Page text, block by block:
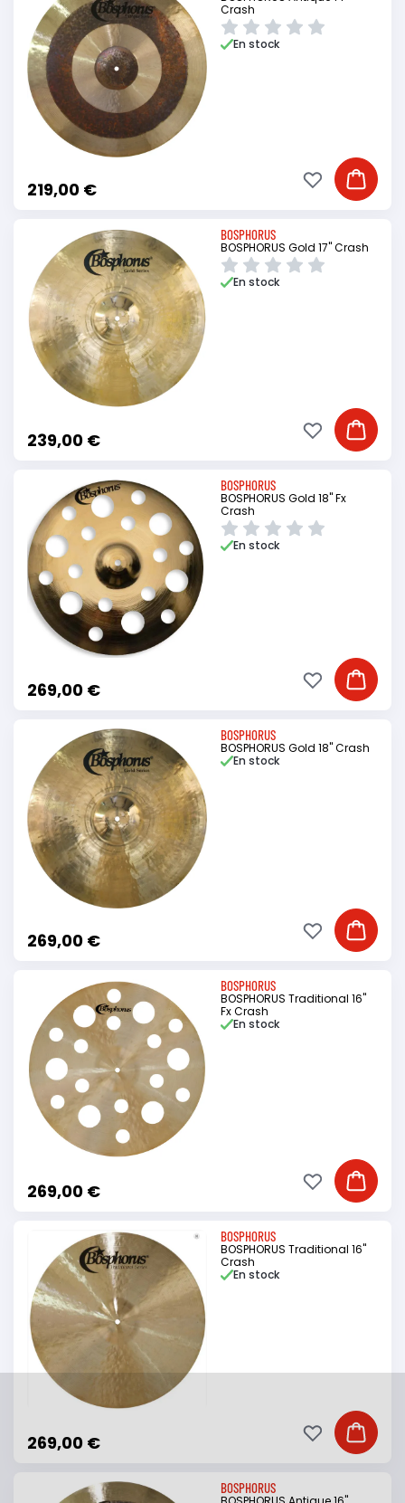
Crash
219,00 €
En stock
Ajouter
Ajouter à ma
BOSPHORUS
BOSPHORUS Gold 17" Crash
239,00 €
En stock
Ajouter
Ajouter à ma
BOSPHORUS
BOSPHORUS Gold 18" Fx
Crash
269,00 €
En stock
Ajouter
Ajouter à ma
BOSPHORUS
BOSPHORUS Gold 18" Crash
269,00 €
En stock
Ajouter
Ajouter à ma
BOSPHORUS
BOSPHORUS Traditional 16"
Fx Crash
269,00 €
En stock
Ajouter
Ajouter à ma
BOSPHORUS
BOSPHORUS Traditional 16"
Crash
269,00 €
En stock
Ajouter
Ajouter à ma
BOSPHORUS